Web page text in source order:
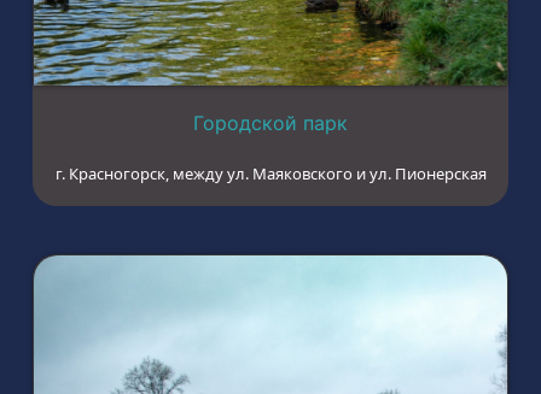
Городской парк
г. Красногорск, между ул. Маяковского и ул. Пионерская